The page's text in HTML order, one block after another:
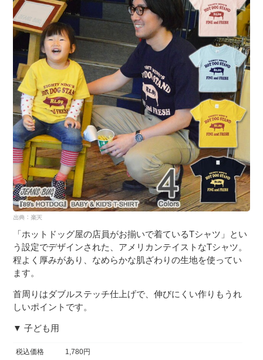
「ホットドッグ屋の店員がお揃いで着ているTシャツ」とい
う設定でデザインされた、アメリカンテイストなTシャツ。
程よく厚みがあり、なめらかな肌ざわりの生地を使ってい
ます。
首周りはダブルステッチ仕上げで、伸びにくい作りもうれ
しいポイントです。
▼ 子ども用
税込価格 1,780円